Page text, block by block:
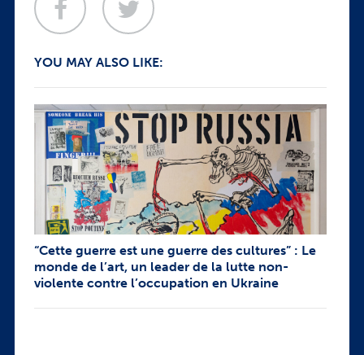
YOU MAY ALSO LIKE:
“Cette guerre est une guerre des cultures” : Le
monde de l’art, un leader de la lutte non-
violente contre l’occupation en Ukraine